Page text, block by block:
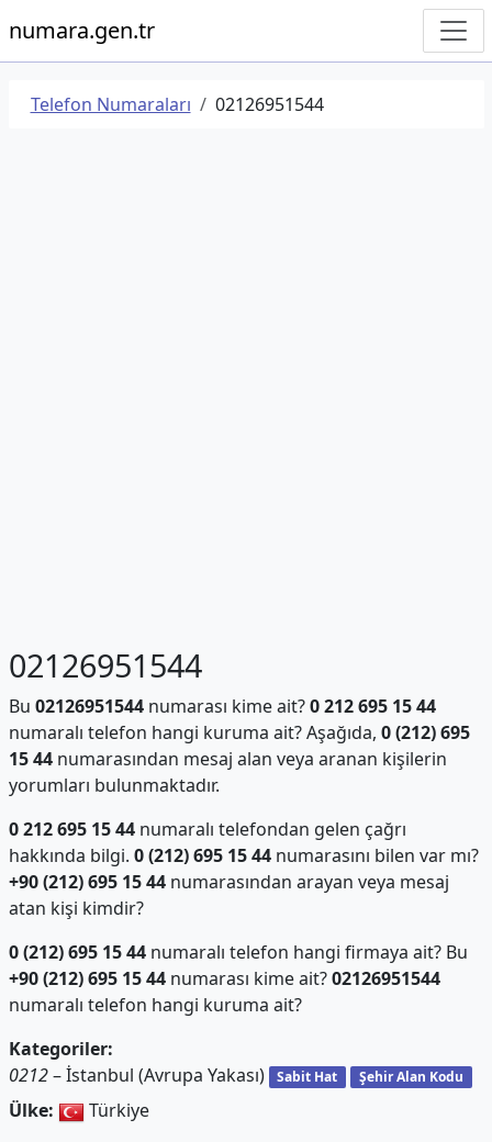
numara.gen.tr
Telefon Numaraları 02126951544
02126951544
Bu 02126951544numarası kime ait?0 212 695 15 44
numaralı telefon hangi kuruma ait? Aşağıda, 0 (212) 695
15 44numarasından mesaj alan veya aranan kişilerin
yorumları bulunmaktadır.
0 212 695 15 44numaralı telefondan gelen çağrı
hakkında bilgi. 0 (212) 695 15 44numarasını bilen var mı?
+90 (212) 695 15 44numarasından arayan veya mesaj
atan kişi kimdir?
0 (212) 695 15 44numaralı telefon hangi firmaya ait? Bu
+90 (212) 695 15 44numarası kime ait?02126951544
numaralı telefon hangi kuruma ait?
Kategoriler:
0212– İstanbul (Avrupa Yakası) Sabit Hat Şehir Alan Kodu
Ülke:
Türkiye